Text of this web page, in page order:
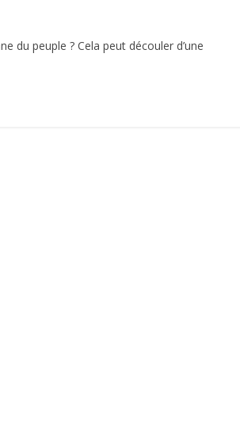
du peuple ? Cela peut découler d’une